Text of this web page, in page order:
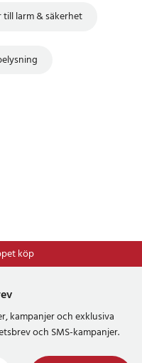
till larm & säkerhet
köp
*
kampanjer och exklusiva
och SMS-kampanjer.